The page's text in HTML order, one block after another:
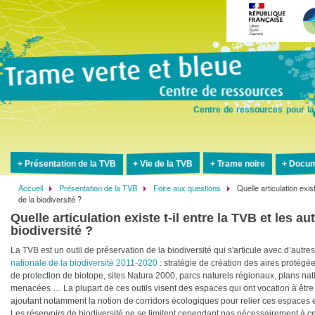
Centre de ressources pour
Présentation de la TVB Vie de la TVB Trame noire
Fil
d'Ariane
Accueil Présentation de la TVB Foire aux questions
Quelle articulation
de la biodiversité ?
Quelle articulation existe t-il entre la TVB et les
biodiversité ?
La TVB est un outil de préservation de la biodiversité qui s'articule avec
nationale de la biodiversité 2011-2020 : stratégie de création des aires
de protection de biotope, sites Natura 2000, parcs naturels régionaux, plans
menacées … La plupart de ces outils visent des espaces qui ont vocation à
ajoutant notamment la notion de corridors écologiques pour relier ces espaces